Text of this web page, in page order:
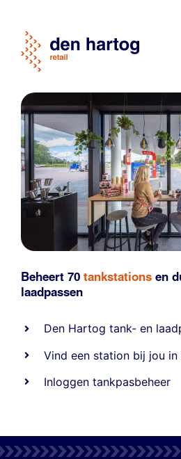
Beheert 70 tankstations en
laadpassen
Den Hartog tank- en
Vind een station bij jou
Inloggen tankpasbeheer